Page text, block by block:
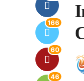
166
60
46